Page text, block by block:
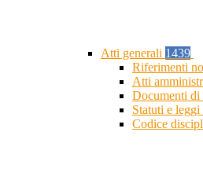
Atti generali 1439
Riferimenti
Atti
Documenti di
Statuti e
Codice